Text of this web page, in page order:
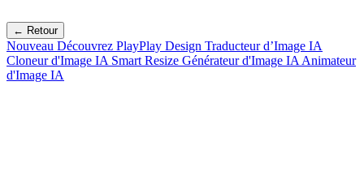
← Retour
Nouveau Découvrez PlayPlay Design Traducteur d’Image IA
Cloneur d'Image IA Smart Resize Générateur d'Image IA Animateur
d'Image IA